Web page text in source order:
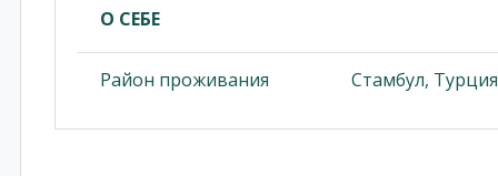
О СЕБЕ
Район проживания Стамбул, Турция